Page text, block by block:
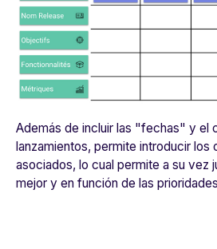
Además de incluir las "fechas" y el
lanzamientos, permite introducir los
asociados, lo cual permite a su vez
mejor y en función de las